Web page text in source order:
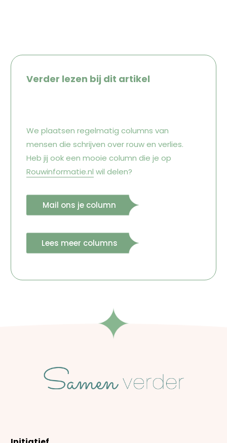
Verder lezen bij dit artikel
We plaatsen regelmatig columns van
mensen die schrijven over rouw en verlies.
Heb jij ook een mooie column die je op
Rouwinformatie.nl wil delen?
Mail ons je column
Lees meer columns